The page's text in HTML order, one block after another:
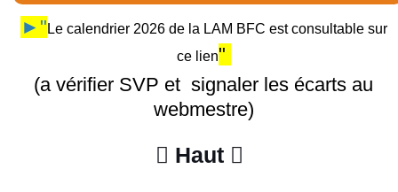
►" Le calendrier 2026 de la LAM BFC est consultable sur
ce lien"
(a vérifier SVP et signaler les écarts au
webmestre)
 Haut 